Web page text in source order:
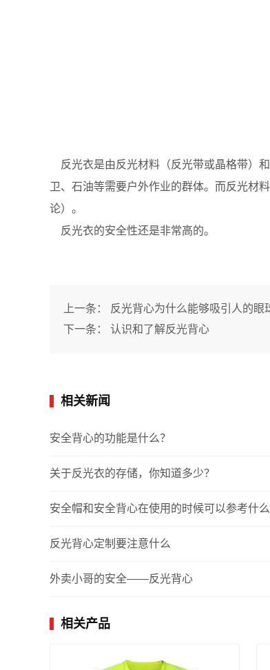
反光衣是由反光材料（反光带或晶格带）
卫、石油等需要户外作业的群体。而反光材
论）。
反光衣的安全性还是非常高的。
上一条：
反光背心为什么能够吸引人的眼
下一条： 认识和了解反光背心
相关新闻
安全背心的功能是什么？
关于反光衣的存储，你知道多少？
安全帽和安全背心在使用的时候可以参考什
反光背心定制要注意什么
外卖小哥的安全——反光背心
相关产品